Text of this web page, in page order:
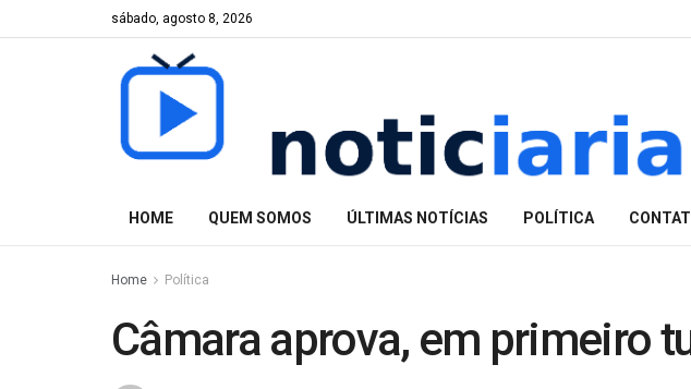
sábado, agosto 8, 2026
HOME QUEM SOMOS ÚLTIMAS NOTÍCIAS POLÍTICA
Home Política
Câmara aprova, em primeiro